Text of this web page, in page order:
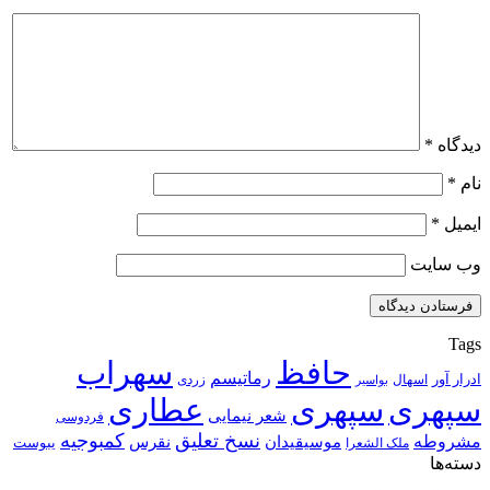
دیدگاه *
نام *
ایمیل *
وب‌ سایت
Tags
ادرار آور اسهال بواسیر حافظ رماتیسم زردی سهراب
سپهری سپهری شعر نیمایی عطاری فردوسی
مشروطه ملک الشعرا موسیقیدان نسخ تعلیق نقرس کمبوجیه یبوست
دسته‌ها